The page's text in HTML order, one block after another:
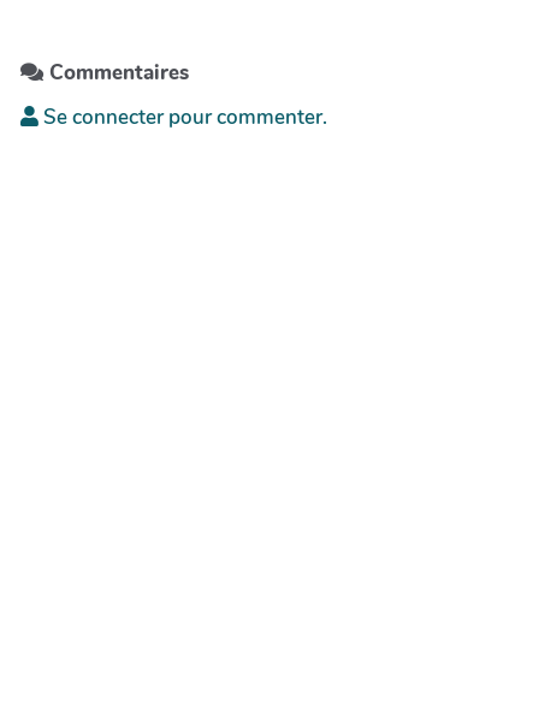
Commentaires
Se connecter pour commenter.